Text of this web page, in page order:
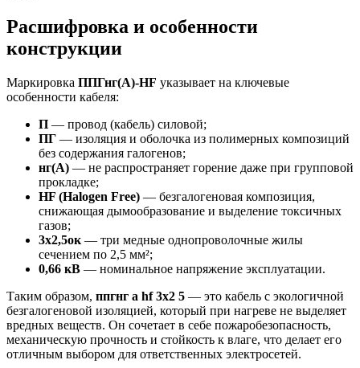
Расшифровка и особенности
конструкции
Маркировка ППГнг(А)-HF указывает на ключевые
особенности кабеля:
П — провод (кабель) силовой;
ПГ — изоляция и оболочка из полимерных композиций
без содержания галогенов;
нг(А) — не распространяет горение даже при групповой
прокладке;
HF (Halogen Free) — безгалогеновая композиция,
снижающая дымообразование и выделение токсичных
газов;
3х2,5ок — три медные однопроволочные жилы
сечением по 2,5 мм²;
0,66 кВ — номинальное напряжение эксплуатации.
Таким образом, ппгнг а hf 3х2 5 — это кабель с экологичной
безгалогеновой изоляцией, который при нагреве не выделяет
вредных веществ. Он сочетает в себе пожаробезопасность,
механическую прочность и стойкость к влаге, что делает его
отличным выбором для ответственных электросетей.